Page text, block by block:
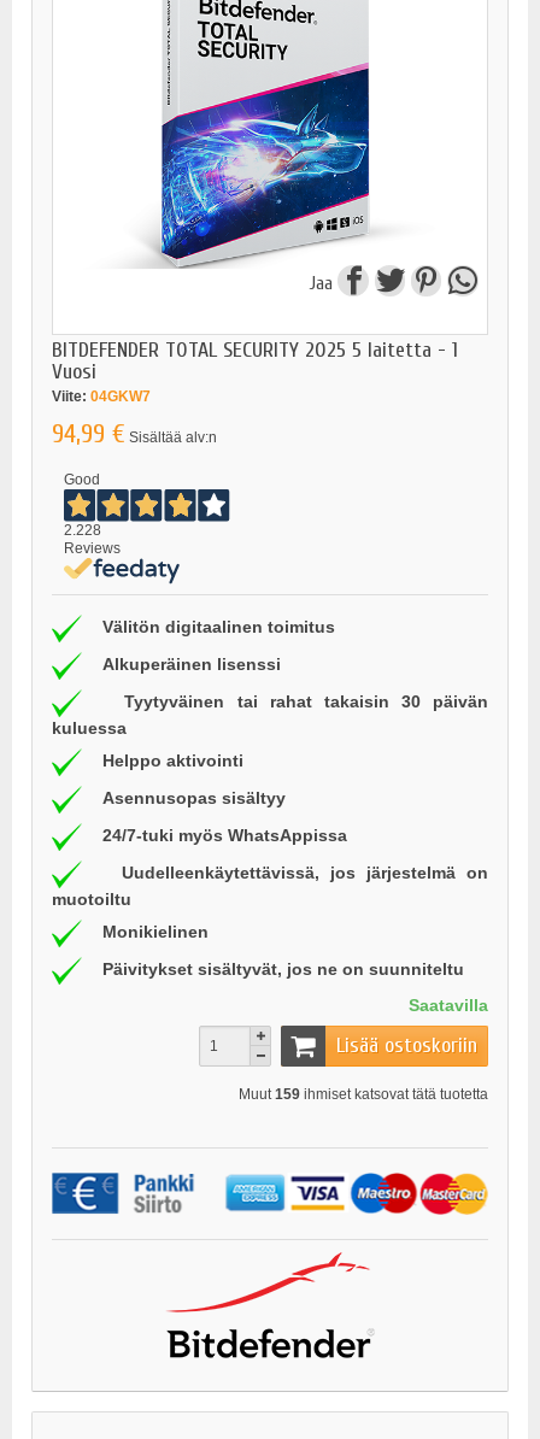
Jaa
BITDEFENDER TOTAL SECURITY 2025 5 laitetta - 1
Vuosi
Viite: 04GKW7
94,99 € Sisältää alv:n
Good
2.228
Reviews
Välitön digitaalinen toimitus
Alkuperäinen lisenssi
Tyytyväinen tai rahat takaisin 30 päivän
kuluessa
Helppo aktivointi
Asennusopas sisältyy
24/7-tuki myös WhatsAppissa
Uudelleenkäytettävissä, jos järjestelmä on
muotoiltu
Monikielinen
Päivitykset sisältyvät, jos ne on suunniteltu
Saatavilla
Lisää ostoskoriin
Muut159 ihmiset katsovat tätä tuotetta